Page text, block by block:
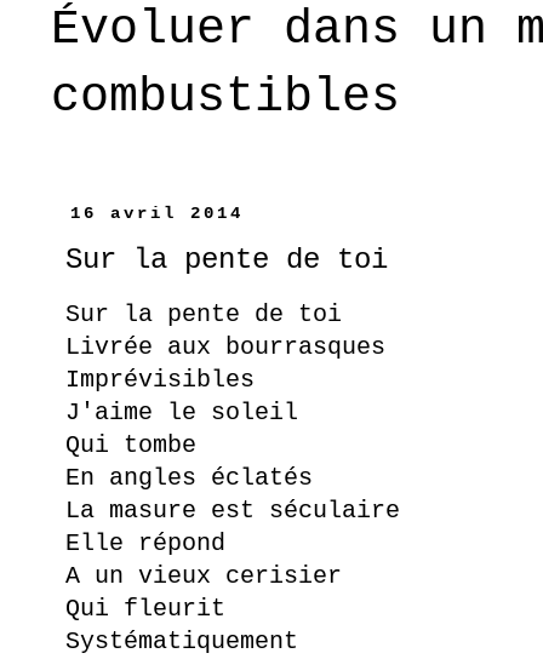
Évoluer dans un
combustibles
16 avril 2014
Sur la pente de toi
Sur la pente de toi
Livrée aux bourrasques
Imprévisibles
J'aime le soleil
Qui tombe
En angles éclatés
La masure est séculaire
Elle répond
A un vieux cerisier
Qui fleurit
Systématiquement